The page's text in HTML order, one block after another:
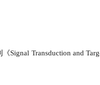
《Signal Transduction and